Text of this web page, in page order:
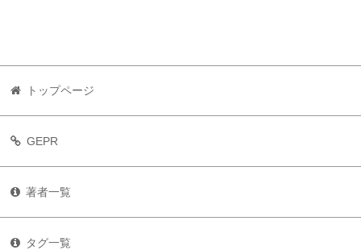
トップページ
GEPR
著者一覧
タグ一覧